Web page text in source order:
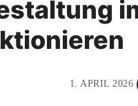
1. APRIL 2026